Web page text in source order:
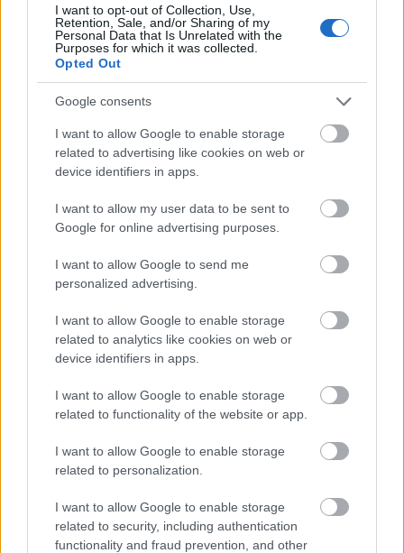
I want to opt-out of Collection, Use,
Retention, Sale, and/or Sharing of my
Personal Data that Is Unrelated with the
Purposes for which it was collected.
Opted Out
Google consents
I want to allow Google to enable storage
related to advertising like cookies on web or
device identifiers in apps.
I want to allow my user data to be sent to
Google for online advertising purposes.
I want to allow Google to send me
personalized advertising.
I want to allow Google to enable storage
related to analytics like cookies on web or
device identifiers in apps.
I want to allow Google to enable storage
related to functionality of the website or app.
I want to allow Google to enable storage
related to personalization.
I want to allow Google to enable storage
related to security, including authentication
functionality and fraud prevention, and other
Két éve írtunk utoljára Costa Rica-ról, amely
akkoriban a foci világbajnokságon alázta éppen
nagy múltú ellenfeleit, és amelynek polgárai egy ...
Óriási felfújható óvszerrel utaznak
New Yorkban?
• 2016. június 29.
Mennyire lenne káosz, ha Budapesten nem járna
egy ideig a metró, és Budáról Pestre, meg persze
vica versa egy hatalmas óvszeren, a Dunán lebegve ...